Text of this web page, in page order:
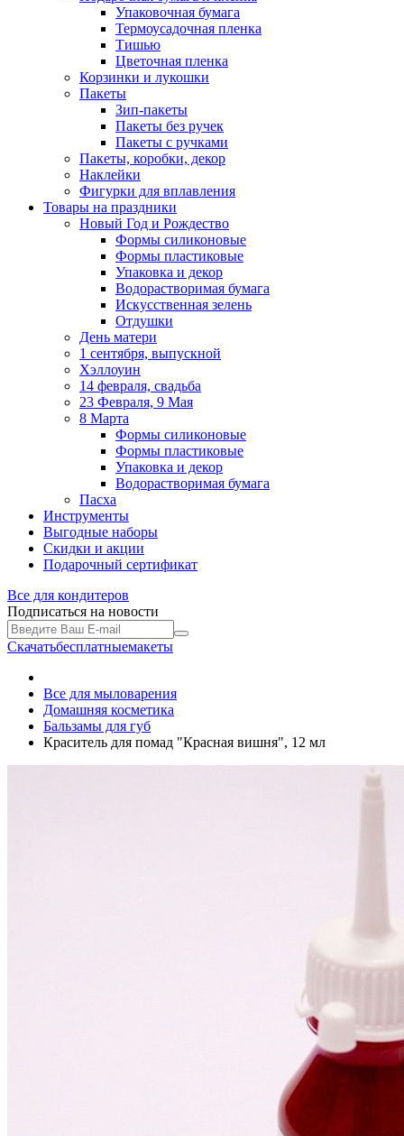
Упаковочная бумага
Термоусадочная пленка
Тишью
Цветочная пленка
Корзинки и лукошки
Пакеты
Зип-пакеты
Пакеты без ручек
Пакеты с ручками
Пакеты, коробки, декор
Наклейки
Фигурки для вплавления
Товары на праздники
Новый Год и Рождество
Формы силиконовые
Формы пластиковые
Упаковка и декор
Водорастворимая бумага
Искусственная зелень
Отдушки
День матери
1 сентября, выпускной
Хэллоуин
14 февраля, свадьба
23 Февраля, 9 Мая
8 Марта
Формы силиконовые
Формы пластиковые
Упаковка и декор
Водорастворимая бумага
Пасха
Инструменты
Выгодные наборы
Скидки и акции
Подарочный сертификат
Все для кондитеров
Подписаться на новости
Скачатьбесплатныемакеты
Все для мыловарения
Домашняя косметика
Бальзамы для губ
Краситель для помад "Красная вишня", 12 мл